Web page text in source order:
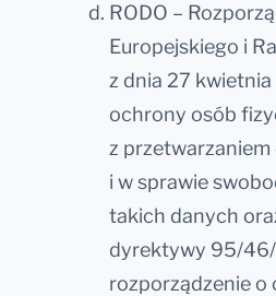
RODO –
Europejskiego i
z dnia 27
ochrony osób
z
i w sprawie
takich danych
dyrektywy 95/
rozporządzenie o